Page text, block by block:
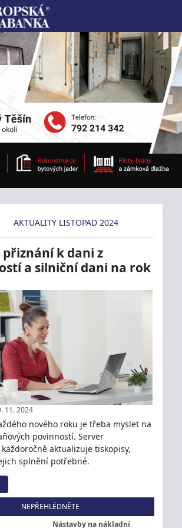
AKTUALITY LISTOPAD 2024
k dani z
a silniční dani na rok
11. 2024
nového roku je třeba myslet na
povinností. Server
aktualizuje tiskopisy,
splnění potřebné.
NEPŘEHLÉDNĚTE
Nástavby na nákladní